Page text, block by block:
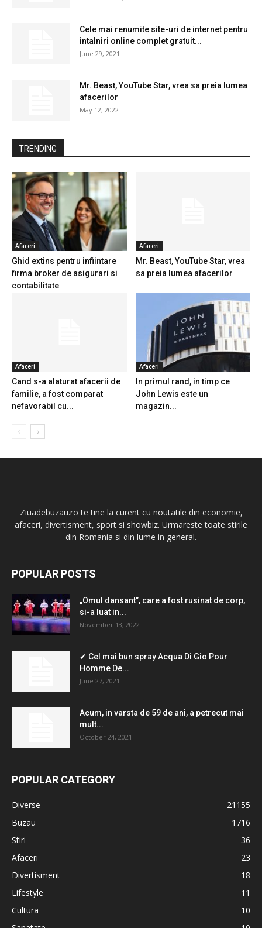
Cele mai renumite site-uri de internet pentru
intalniri online complet gratuit...
June 29, 2021
Mr. Beast, YouTube Star, vrea sa preia lumea
afacerilor
May 12, 2022
TRENDING
Afaceri
Ghid extins pentru infiintare
firma broker de asigurari si
contabilitate
Afaceri
Mr. Beast, YouTube Star, vrea
sa preia lumea afacerilor
Afaceri
Cand s-a alaturat afacerii de
familie, a fost comparat
nefavorabil cu...
Afaceri
In primul rand, in timp ce
John Lewis este un
magazin...
Ziuadebuzau.ro te tine la curent cu noutatile din economie,
afaceri, divertisment, sport si showbiz. Urmareste toate stirile
din Romania si din lume in general.
POPULAR POSTS
„Omul dansant”, care a fost rusinat de corp,
si-a luat in...
November 13, 2022
✔ Cel mai bun spray Acqua Di Gio Pour
Homme De...
June 27, 2021
Acum, in varsta de 59 de ani, a petrecut mai
mult...
October 24, 2021
POPULAR CATEGORY
Diverse
21155
Buzau
1716
Stiri
36
Afaceri
23
Divertisment
18
Lifestyle
11
Cultura
10